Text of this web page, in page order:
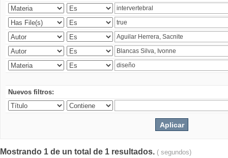
Nuevos filtros:
Mostrando 1 de un total de 1 resultados. ( segundos)